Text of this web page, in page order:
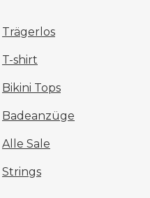
Trägerlos
T-shirt
Bikini Tops
Badeanzüge
Alle Sale
Strings